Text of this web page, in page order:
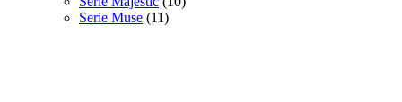
Serie Muse (11)